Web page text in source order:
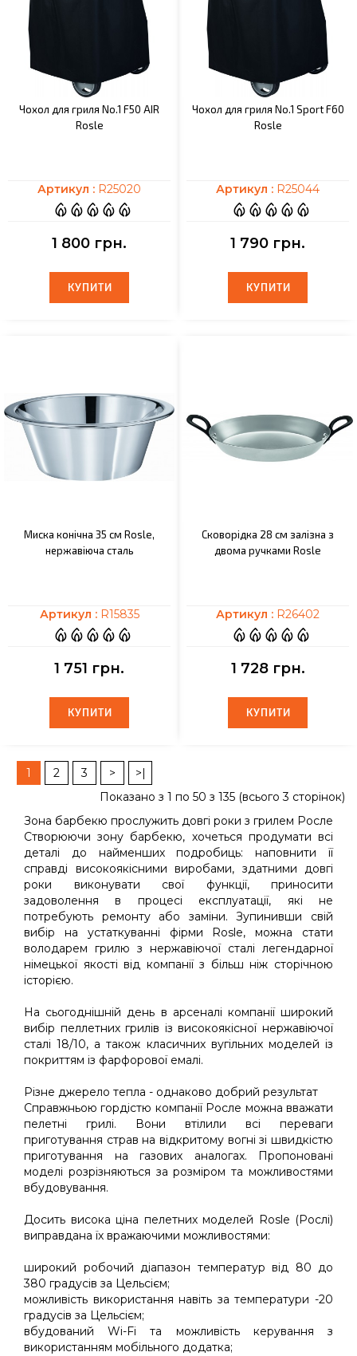
Чохол для гриля No.1 F50 AIR
Rosle
Артикул : R25020
1 800 грн.
КУПИТИ
КУПИТИ
Чохол для гриля No.1 Sport F60
Rosle
Артикул : R25044
1 790 грн.
КУПИТИ
КУПИТИ
Миска конічна 35 см Rosle,
нержавіюча сталь
Артикул : R15835
1 751 грн.
КУПИТИ
КУПИТИ
Сковорідка 28 см залізна з
двома ручками Rosle
Артикул : R26402
1 728 грн.
КУПИТИ
КУПИТИ
1 2 3 >
>|
Показано з 1 по 50 з 135 (всього 3 сторінок)
Зона барбекю прослужить довгі роки з грилем Росле
Створюючи зону барбекю, хочеться продумати всі
деталі до найменших подробиць: наповнити її
справді високоякісними виробами, здатними довгі
роки виконувати свої функції, приносити
задоволення в процесі експлуатації, які не
потребують ремонту або заміни. Зупинивши свій
вибір на устаткуванні фірми Rosle, можна стати
володарем грилю з нержавіючої сталі легендарної
німецької якості від компанії з більш ніж сторічною
історією.
На сьогоднішній день в арсеналі компанії широкий
вибір пеллетних грилів із високоякісної нержавіючої
сталі 18/10, а також класичних вугільних моделей із
покриттям із фарфорової емалі.
Різне джерело тепла - однаково добрий результат
Справжньою гордістю компанії Росле можна вважати
пелетні грилі. Вони втілили всі переваги
приготування страв на відкритому вогні зі швидкістю
приготування на газових аналогах. Пропоновані
моделі розрізняються за розміром та можливостями
вбудовування.
Досить висока ціна пелетних моделей Rosle (Рослі)
виправдана їх вражаючими можливостями:
широкий робочий діапазон температур від 80 до
380 градусів за Цельсієм;
можливість використання навіть за температури -20
градусів за Цельсієм;
вбудований Wi-Fi та можливість керування з
використанням мобільного додатка;